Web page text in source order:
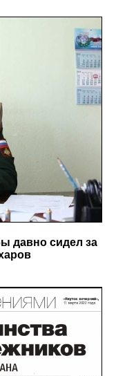
давно сидел за